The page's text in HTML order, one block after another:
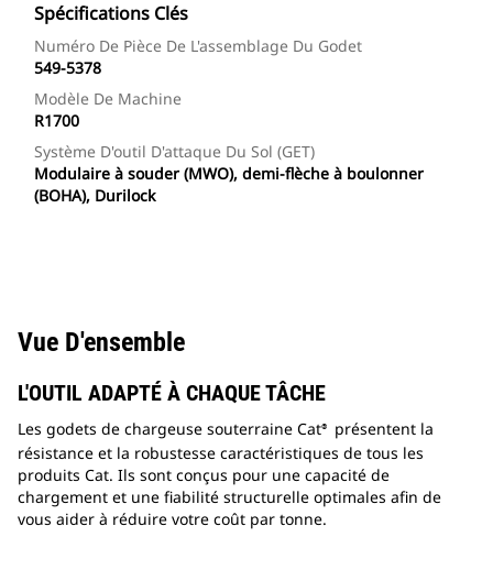
Spécifications Clés
Numéro De Pièce De L'assemblage Du Godet
549-5378
Modèle De Machine
R1700
Système D'outil D'attaque Du Sol (GET)
Modulaire à souder (MWO), demi-flèche à boulonner
(BOHA), Durilock
Vue D'ensemble
L'OUTIL ADAPTÉ À CHAQUE TÂCHE
Les godets de chargeuse souterraine Cat® présentent la
résistance et la robustesse caractéristiques de tous les
produits Cat. Ils sont conçus pour une capacité de
chargement et une fiabilité structurelle optimales afin de
vous aider à réduire votre coût par tonne.